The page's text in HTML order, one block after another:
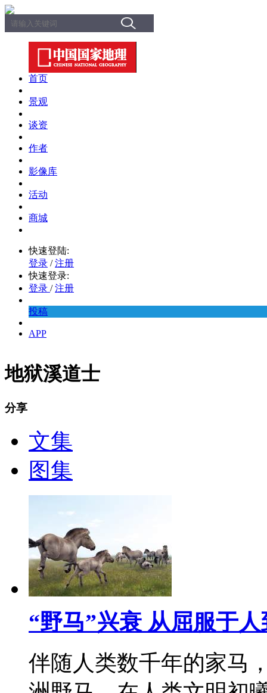
首页
景观
谈资
作者
影像库
活动
商城
快速登陆:
登录 / 注册
快速登录:
登录 / 注册
投稿
APP
地狱溪道士
分享
文集
图集
“野马”兴衰 从屈服于
伴随人类数千年的家马